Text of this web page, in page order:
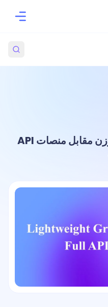
اختبار GraphQL خفيف الوزن مقابل منصات API